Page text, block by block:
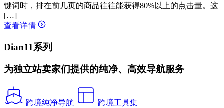
键词时，排在前几页的商品往往能获得80%以上的点击量。这
[…]
查看详情
Dian11系列
为独立站卖家们提供的纯净、高效导航服务
跨境纯净导航 跨境工具集